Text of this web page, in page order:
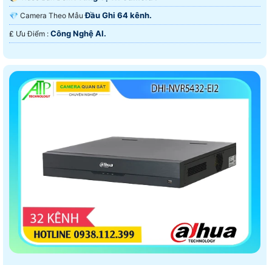
💎 Camera Theo MẫuĐầu Ghi 64 kênh.
️₤ Ưu Điểm : Công Nghệ AI.